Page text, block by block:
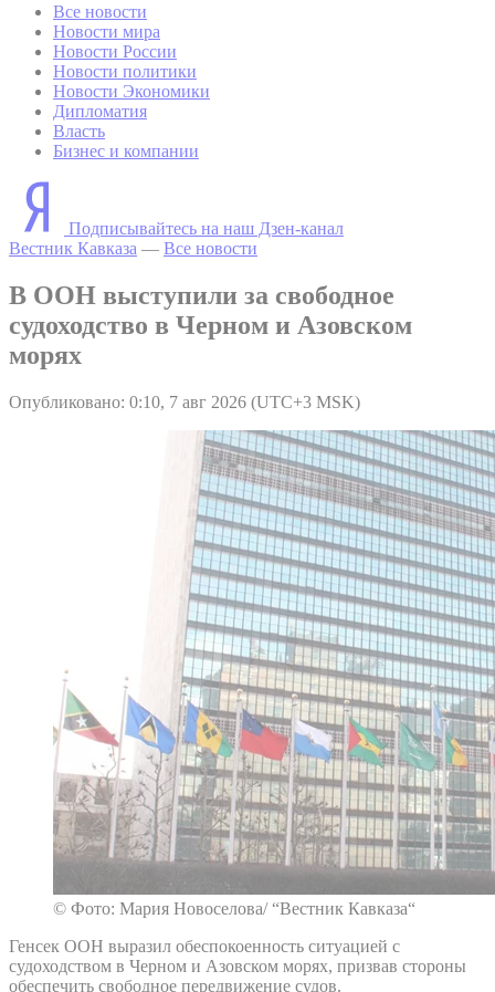
Все новости
Новости мира
Новости России
Новости политики
Новости Экономики
Дипломатия
Власть
Бизнес и компании
Подписывайтесь на наш Дзен-канал
Вестник Кавказа — Все новости
В ООН выступили за свободное
судоходство в Черном и Азовском
морях
Опубликовано: 0:10, 7 авг 2026 (UTC+3 MSK)
© Фото: Мария Новоселова/ “Вестник Кавказа“
Генсек ООН выразил обеспокоенность ситуацией с
судоходством в Черном и Азовском морях, призвав стороны
обеспечить свободное передвижение судов.